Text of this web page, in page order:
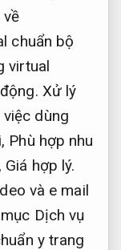
chuẩn bộ
virtual
Xử lý
dùng
Phù hợp nhu
Giá hợp lý.
và e mail
Dịch vụ
y trang